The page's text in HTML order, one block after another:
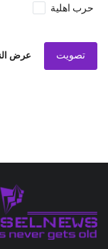
حرب اهلية
تصويت عرض